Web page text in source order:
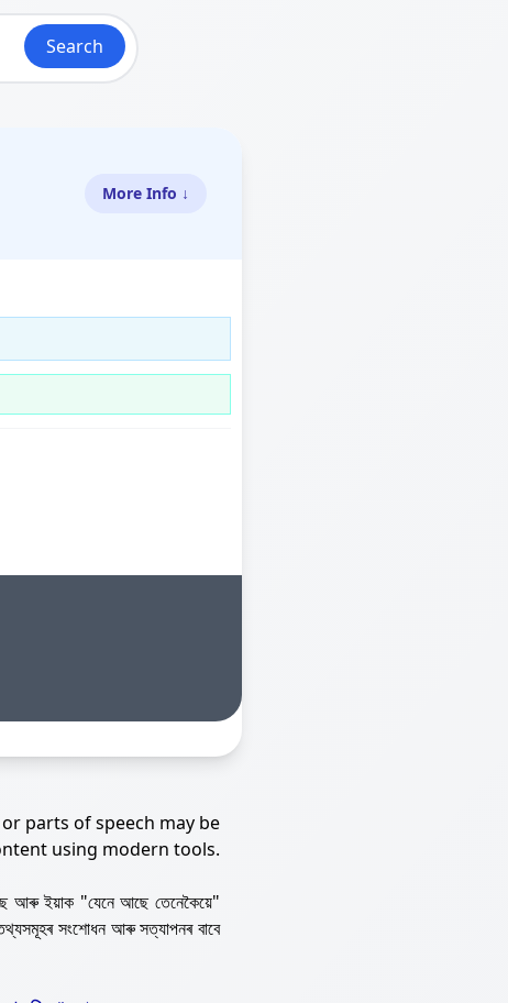
Search
More Info ↓
parts of speech may be
using modern tools.
আৰু ইয়াক "যেনে আছে তেনেকৈয়ে"
সংশোধন আৰু সত্যাপনৰ বাবে